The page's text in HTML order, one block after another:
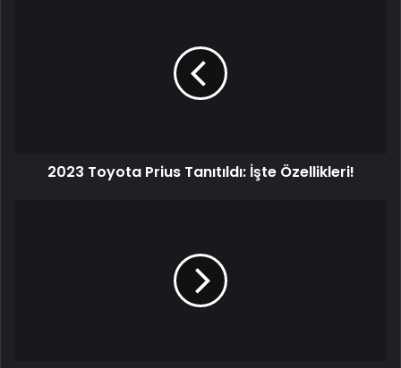
2023 Toyota Prius Tanıtıldı: İşte Özellikleri!